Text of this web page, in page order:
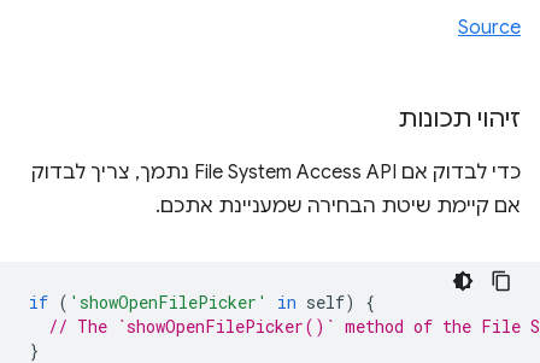
Source
זיהוי תכונות
כדי לבדוק אם File System Access API נתמך, צריך לבדוק
אם קיימת שיטת הבחירה שמעניינת אתכם.
if ( 'showOpenFilePicker' in self)
{
// The `showOpenFilePicker()` method of the File
}